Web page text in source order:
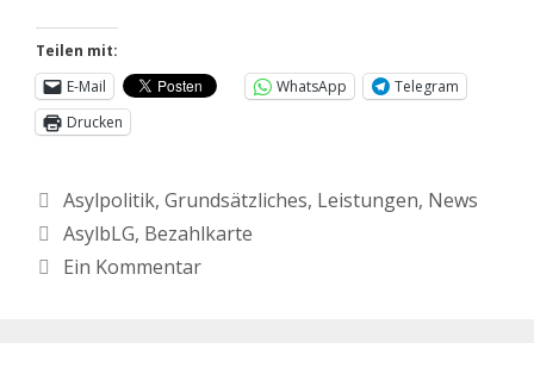
Teilen mit:
E-Mail
WhatsApp
Telegram
Drucken
Asylpolitik, Grundsätzliches, Leistungen, News
AsylbLG, Bezahlkarte
Ein Kommentar